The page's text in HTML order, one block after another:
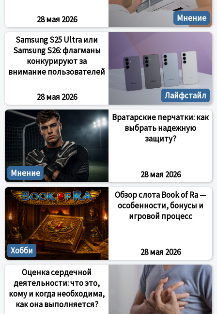
Мнение
28 мая 2026
Лайфстайл
Samsung S25 Ultra или
Samsung S26: флагманы
конкурируют за
внимание пользователей
28 мая 2026
Мнение
Вратарские перчатки: как
выбрать надежную
защиту?
28 мая 2026
Хобби
Обзор слота Book of Ra —
особенности, бонусы и
игровой процесс
28 мая 2026
Оценка сердечной
деятельности: что это,
кому и когда необходима,
как она выполняется?